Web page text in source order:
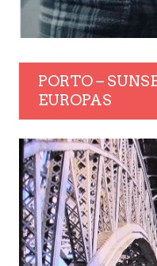
PORTO –
EUROPAS